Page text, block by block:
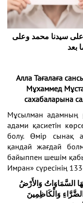
على سيدنا محمد وعلى
بعد
Алла Тағалаға
Мұхаммед
сахабаларына
Мұсылман адамның
адами қасиетін
болу. Өмір сынақ
қандай жағдай
байыппен шешім
Имран» сүресінің
السَّمَاوَاتُ وَالأَرْضُ
وَالْكَاظِمِينَ